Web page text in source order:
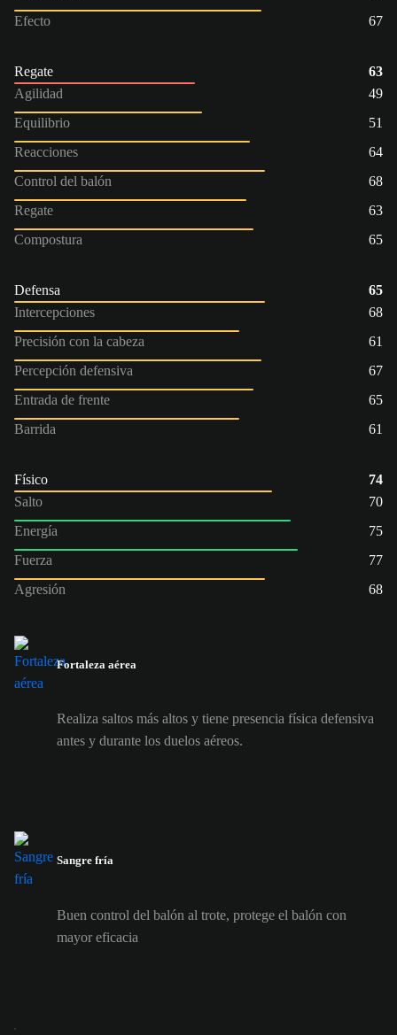
Efecto
67
Regate
63
Agilidad
49
Equilibrio
51
Reacciones
64
Control del balón
68
Regate
63
Compostura
65
Defensa
65
Intercepciones
68
Precisión con la cabeza
61
Percepción defensiva
67
Entrada de frente
65
Barrida
61
Físico
74
Salto
70
Energía
75
Fuerza
77
Agresión
68
Fortaleza aérea
Realiza saltos más altos y tiene presencia física defensiva
antes y durante los duelos aéreos.
Sangre fría
Buen control del balón al trote, protege el balón con
mayor eficacia